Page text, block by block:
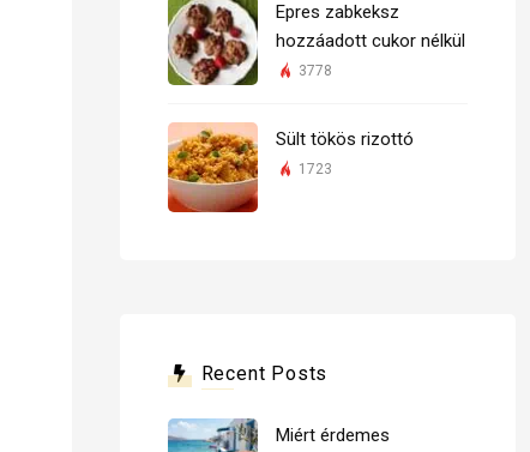
Epres zabkeksz
hozzáadott cukor nélkül
3778
Sült tökös rizottó
1723
Recent Posts
Miért érdemes